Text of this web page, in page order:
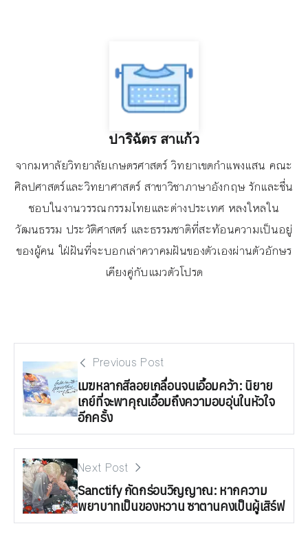
ปาริฉัตร สาแก้ว
จากมหาลัยวิทยาลัยเกษตรศาสตร์ วิทยาเขตกำแพงแสน คณะ
ศิลปศาสตร์และวิทยาศาสตร์ สาขาวิชาภาษาอังกฤษ รักและชื่น
ชอบในงานวรรณกรรมไทยและต่างประเทศ หลงใหลใน
วัฒนธรรม ประวัติศาสตร์ และธรรมชาติที่สะท้อนความเป็นอยู่
ของผู้คน ใฝ่ฝันที่จะบอกเล่าควาคมฝันของตัวเองผ่านตัวอักษร
เคียงคู่กับแมวตัวโปรด
Previous Post
เมฆหลากสีลอยเกลื่อนจนเอื้อมคว้า: นิยาย
เกย์ที่จะพาคุณเอื้อมถึงความอบอุ่นในหัวใจ
อีกครั้ง
Next Post
Sanctify กัดกร่อนวิญญาณ: หากความ
พยาบาทเป็นของหวาน ซาตานคงเป็นผู้เสิร์ฟ